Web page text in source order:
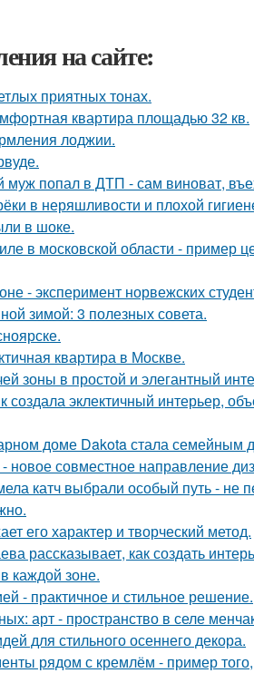
на сайте:
приятных тонах.
квартира площадью 32 кв.
лоджии.
муж попал в ДТП - сам виноват,
в неряшливости и плохой
в шоке.
в московской области - пример
- эксперимент норвежских
зимой: 3 полезных совета.
квартира в Москве.
зоны в простой и элегантный
создала эклектичный интерьер,
доме Dakota стала семейным
новое совместное направление
катч выбрали особый путь - не
его характер и творческий метод.
рассказывает, как создать
каждой зоне.
- практичное и стильное решение.
арт - пространство в селе
для стильного осеннего декора.
рядом с кремлём - пример